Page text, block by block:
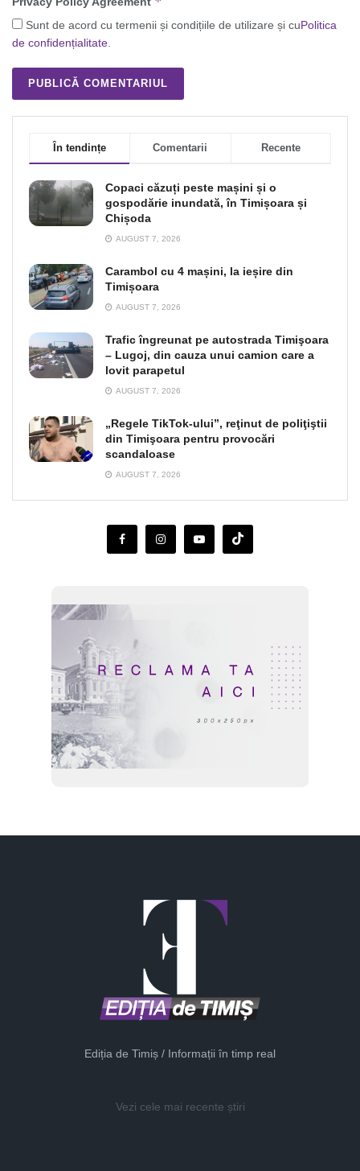
Sunt de acord cu termenii și condițiile de utilizare și cuPolitica
de confidențialitate
În tendințe Comentarii Recente
Copaci căzuți peste mașini și o
gospodărie inundată, în Timișoara și
Chișoda
AUGUST 7, 2026
Carambol cu 4 mașini, la ieșire din
Timișoara
AUGUST 7, 2026
Trafic îngreunat pe autostrada Timişoara
– Lugoj, din cauza unui camion care a
lovit parapetul
AUGUST 7, 2026
„Regele TikTok-ului”, reţinut de poliţiştii
din Timişoara pentru provocări
scandaloase
AUGUST 7, 2026
Ediția de Timiș / Informații în timp real
Vezi cele mai recente știri